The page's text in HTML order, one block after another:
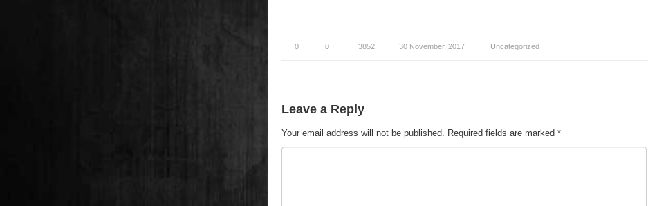
0 0 3852 30 November, 2017 Uncategorized
Leave a Reply
Your email address will not be published. Required fields are marked *